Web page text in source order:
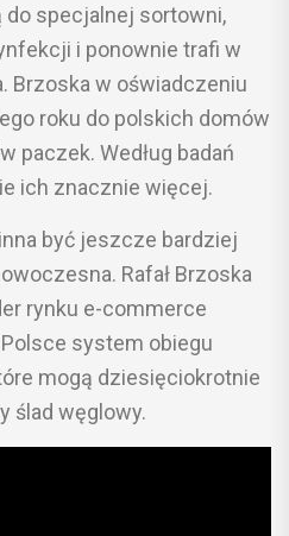
specjalnej sortowni,
i ponownie trafi w
Brzoska w oświadczeniu
roku do polskich domów
paczek. Według badań
ich znacznie więcej.
być jeszcze bardziej
Rafał Brzoska
rynku e-commerce
system obiegu
mogą dziesięciokrotnie
ślad węglowy.